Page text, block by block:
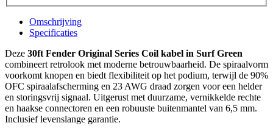
Omschrijving
Specificaties
Deze 30ft Fender Original Series Coil kabel in Surf Green
combineert retrolook met moderne betrouwbaarheid. De spiraalvorm
voorkomt knopen en biedt flexibiliteit op het podium, terwijl de 90%
OFC spiraalafscherming en 23 AWG draad zorgen voor een helder
en storingsvrij signaal. Uitgerust met duurzame, vernikkelde rechte
en haakse connectoren en een robuuste buitenmantel van 6,5 mm.
Inclusief levenslange garantie.